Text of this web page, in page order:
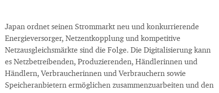
Japan ordnet seinen Strommarkt neu und konkurrierende
Energieversorger, Netzentkopplung und kompetitive
Netzausgleichsmärkte sind die Folge. Die Digitalisierung kann
es Netzbetreibenden, Produzierenden, Händlerinnen und
Händlern, Verbraucherinnen und Verbrauchern sowie
Speicheranbietern ermöglichen zusammenzuarbeiten und den